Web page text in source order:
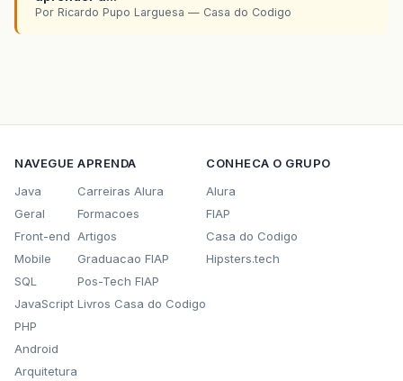
Por Ricardo Pupo Larguesa — Casa do Codigo
NAVEGUE
Java
Geral
Front-end
Mobile
SQL
JavaScript
PHP
Android
Arquitetura
APRENDA
Carreiras Alura
Formacoes
Artigos
Graduacao FIAP
Pos-Tech FIAP
Livros Casa do Codigo
CONHECA O GRUPO
Alura
FIAP
Casa do Codigo
Hipsters.tech